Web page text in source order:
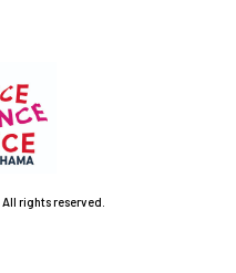
rights reserved.